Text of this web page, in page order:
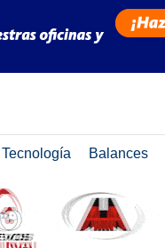
Tecnología Balances